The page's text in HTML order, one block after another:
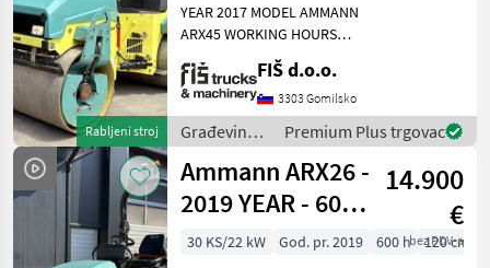
Rabljeni stroj
YEAR 2017 MODEL AMMANN
ARX45 WORKING HOURS
945 ENGINE DIESEL YANMAR
- 29.6kW WEIGHT 4650kg
ROLLER WIDTH 140cm
LIGHTS WATER SPRINKLER
SYSTEM 3 VIBRATION MOD
FIŠ d.o.o.
3303 Gomilsko
Građevinski
strojevi /
Ammann
Premium Plus trgovac
Ammann ARX26 -
2019 YEAR - 600
WORKING
14.900
€
bez PDV-a
30 KS/22 kW God. pr. 2019 600 h
120 cm